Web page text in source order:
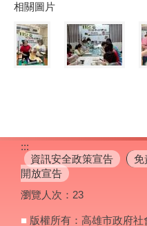
相關圖片
:::
資訊安全政策宣告
免
開放宣告
瀏覽人次： 23
■ 版權所有：高雄市政府社